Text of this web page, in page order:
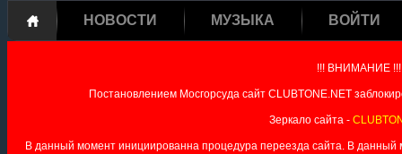
НОВОСТИ МУЗЫКА ВОЙТИ
!!! ВНИМАНИЕ !!!
Постановлением Мосгорсуда сайт CLUBTONE.NET
Зеркало сайта -
В данный момент инициированна процедура переезда сайта. В данный